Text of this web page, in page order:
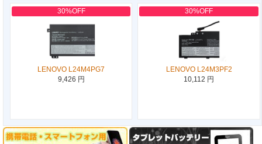
30%OFF
LENOVO L24M4PG7
9,426 円
30%OFF
LENOVO L24M3PF2
10,112 円